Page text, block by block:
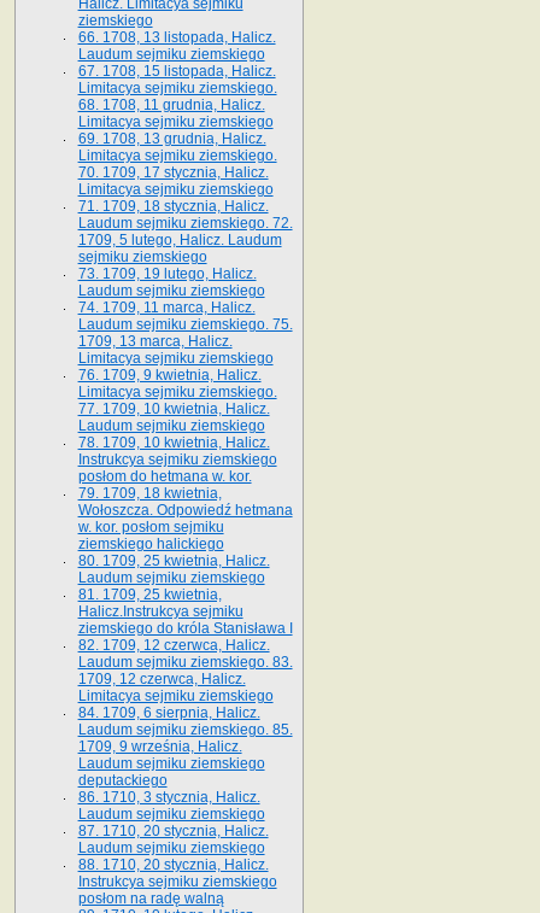
Halicz. Limitacya sejmiku
ziemskiego
66. 1708, 13 listopada, Halicz.
Laudum sejmiku ziemskiego
67. 1708, 15 listopada, Halicz.
Limitacya sejmiku ziemskiego.
68. 1708, 11 grudnia, Halicz.
Limitacya sejmiku ziemskiego
69. 1708, 13 grudnia, Halicz.
Limitacya sejmiku ziemskiego.
70. 1709, 17 stycznia, Halicz.
Limitacya sejmiku ziemskiego
71. 1709, 18 stycznia, Halicz.
Laudum sejmiku ziemskiego. 72.
1709, 5 lutego, Halicz. Laudum
sejmiku ziemskiego
73. 1709, 19 lutego, Halicz.
Laudum sejmiku ziemskiego
74. 1709, 11 marca, Halicz.
Laudum sejmiku ziemskiego. 75.
1709, 13 marca, Halicz.
Limitacya sejmiku ziemskiego
76. 1709, 9 kwietnia, Halicz.
Limitacya sejmiku ziemskiego.
77. 1709, 10 kwietnia, Halicz.
Laudum sejmiku ziemskiego
78. 1709, 10 kwietnia, Halicz.
Instrukcya sejmiku ziemskiego
posłom do hetmana w. kor.
79. 1709, 18 kwietnia,
Wołoszcza. Odpowiedź hetmana
w. kor. posłom sejmiku
ziemskiego halickiego
80. 1709, 25 kwietnia, Halicz.
Laudum sejmiku ziemskiego
81. 1709, 25 kwietnia,
Halicz.Instrukcya sejmiku
ziemskiego do króla Stanisława I
82. 1709, 12 czerwca, Halicz.
Laudum sejmiku ziemskiego. 83.
1709, 12 czerwca, Halicz.
Limitacya sejmiku ziemskiego
84. 1709, 6 sierpnia, Halicz.
Laudum sejmiku ziemskiego. 85.
1709, 9 września, Halicz.
Laudum sejmiku ziemskiego
deputackiego
86. 1710, 3 stycznia, Halicz.
Laudum sejmiku ziemskiego
87. 1710, 20 stycznia, Halicz.
Laudum sejmiku ziemskiego
88. 1710, 20 stycznia, Halicz.
Instrukcya sejmiku ziemskiego
posłom na radę walną